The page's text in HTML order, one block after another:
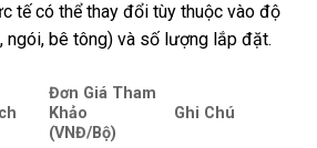
tế có thể thay đổi tùy thuộc vào độ
ngói, bê tông) và số lượng lắp đặt.
Đơn Giá Tham
Khảo
(VNĐ/Bộ)
Ghi Chú